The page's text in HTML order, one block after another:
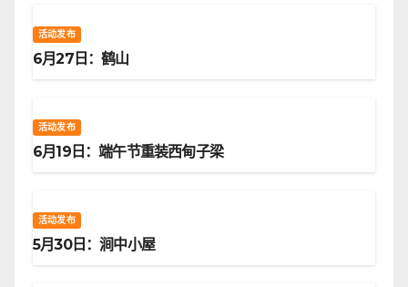
活动发布
6月27日：鹤山
活动发布
6月19日：端午节重装西甸子梁
活动发布
5月30日：涧中小屋